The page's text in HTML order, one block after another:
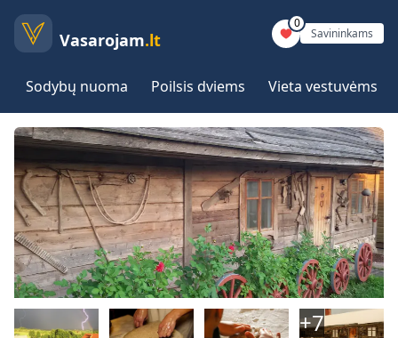
Vasarojam.lt
0
Savininkams
Sodybų nuoma Poilsis dviems Vieta vestuvėms
+7